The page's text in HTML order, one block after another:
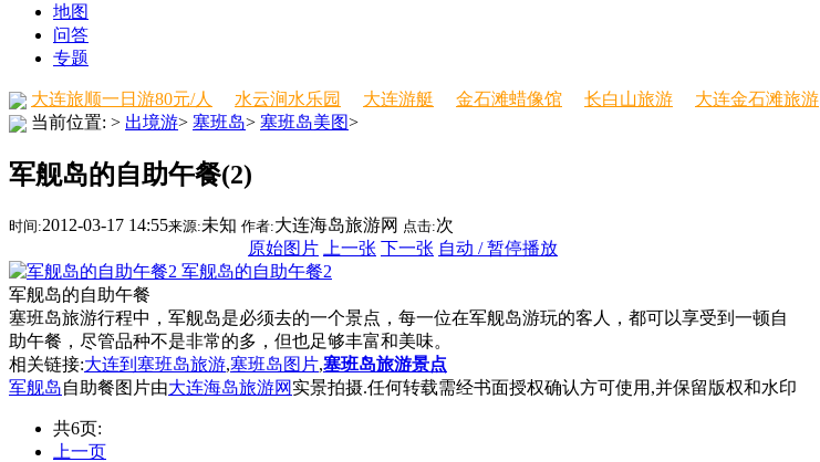
地图
问答
专题
大连旅顺一日游80元/人 水云涧水乐园 大连游艇 金石滩蜡像馆 长白山旅游 大连金石滩旅游
当前位置: > 出境游> 塞班岛> 塞班岛美图>
军舰岛的自助午餐(2)
时间:2012-03-17 14:55来源:未知 作者:大连海岛旅游网 点击:次
原始图片
上一张 下一张 自动 / 暂停播放
军舰岛的自助午餐2
军舰岛的自助午餐
塞班岛旅游行程中，军舰岛是必须去的一个景点，每一位在军舰岛游玩的客人，都可以享受到一顿自
助午餐，尽管品种不是非常的多，但也足够丰富和美味。
相关链接:大连到塞班岛旅游,塞班岛图片,塞班岛旅游景点
军舰岛自助餐图片由大连海岛旅游网 实景拍摄.任何转载需经书面授权确认方可使用,并保留版权和水印
共6页:
上一页